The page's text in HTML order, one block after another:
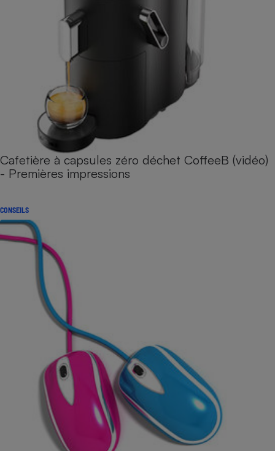
Cafetière à capsules zéro déchet CoffeeB (vidéo)
- Premières impressions
CONSEILS